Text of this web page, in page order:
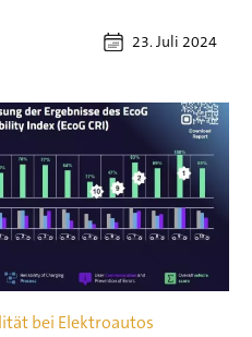
23. Juli 2024
bei Elektroautos